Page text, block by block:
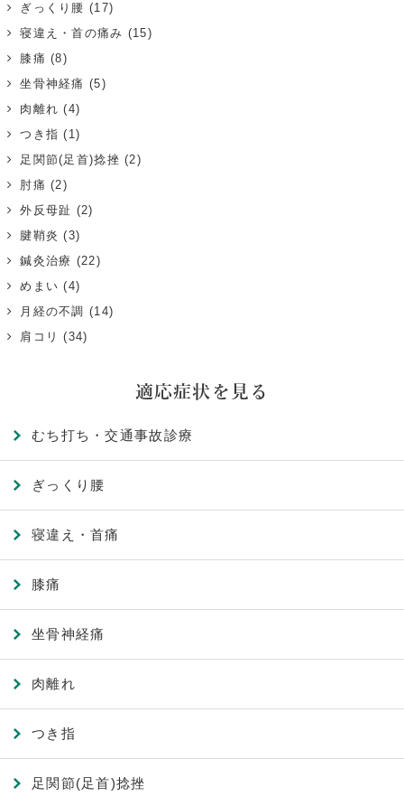
ぎっくり腰 (17)
寝違え・首の痛み (15)
膝痛 (8)
坐骨神経痛 (5)
肉離れ (4)
つき指 (1)
足関節(足首)捻挫 (2)
肘痛 (2)
外反母趾 (2)
腱鞘炎 (3)
鍼灸治療 (22)
めまい (4)
月経の不調 (14)
肩コリ (34)
適応症状を見る
むち打ち・交通事故診療
ぎっくり腰
寝違え・首痛
膝痛
坐骨神経痛
肉離れ
つき指
足関節(足首)捻挫